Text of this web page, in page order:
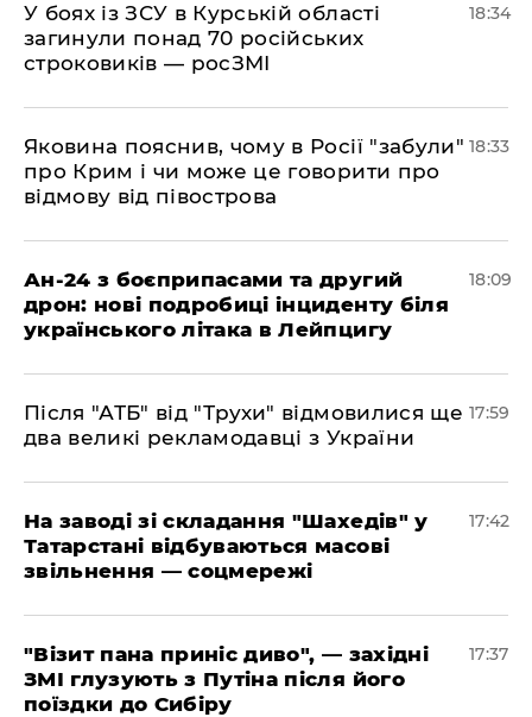
​У боях із ЗСУ в Курській області
загинули понад 70 російських
строковиків — росЗМІ
18:34
​Яковина пояснив, чому в Росії "забули"
про Крим і чи може це говорити про
відмову від півострова
18:33
​Ан-24 з боєприпасами та другий
дрон: нові подробиці інциденту біля
українського літака в Лейпцигу
18:09
​Після "АТБ" від "Трухи" відмовилися ще
два великі рекламодавці з України
17:59
​На заводі зі складання "Шахедів" у
Татарстані відбуваються масові
звільнення — соцмережі
17:42
"Візит пана приніс диво", — західні
ЗМІ глузують з Путіна після його
поїздки до Сибіру
17:37